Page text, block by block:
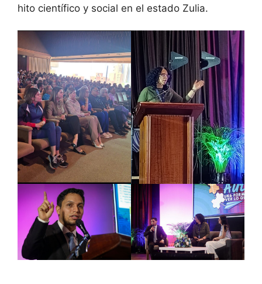
hito científico y social en el estado Zulia.